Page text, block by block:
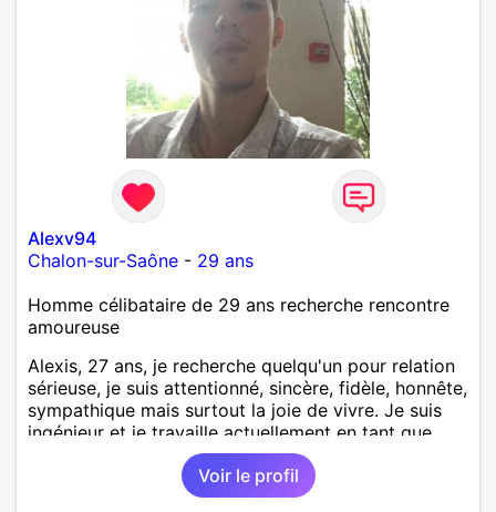
Alexv94
Chalon-sur-Saône - 29 ans
Homme célibataire de 29 ans recherche rencontre
amoureuse
Alexis, 27 ans, je recherche quelqu'un pour relation
sérieuse, je suis attentionné, sincère, fidèle, honnête,
sympathique mais surtout la joie de vivre. Je suis
ingénieur et je travaille actuellement en tant que
contrôleur technique dans un bureau de contrôle sur
Voir le profil